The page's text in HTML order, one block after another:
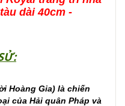
dài 40cm -
Hoàng Gia) là chiến
của Hải quân Pháp và